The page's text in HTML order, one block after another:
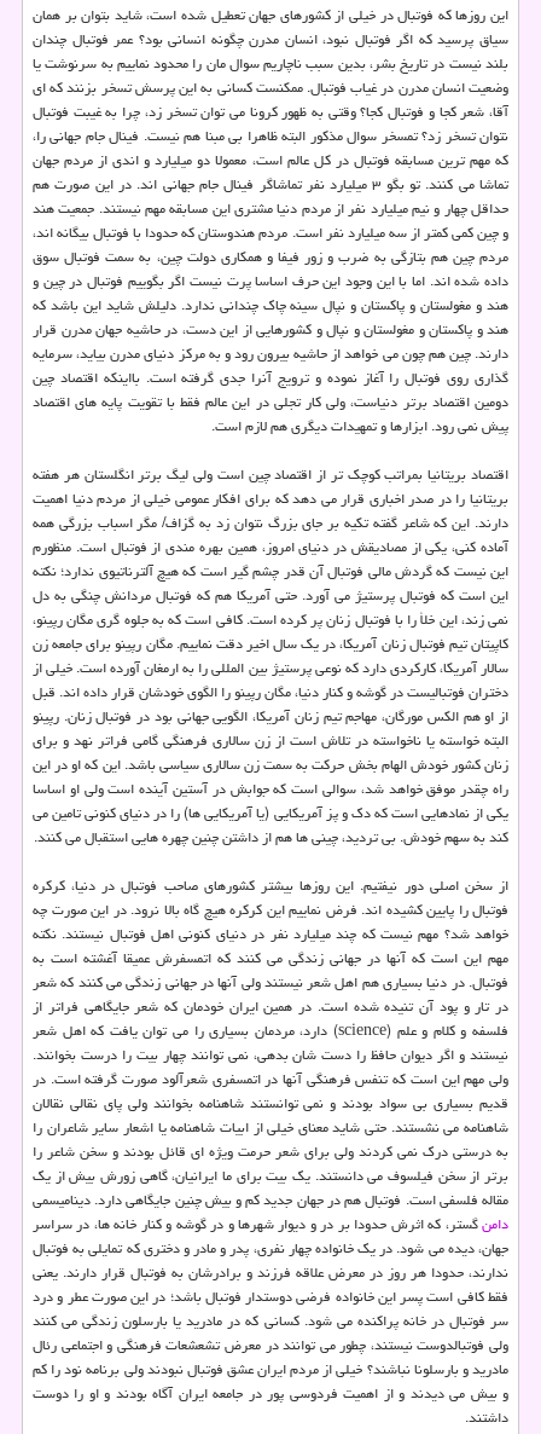
این روزها كه فوتبال در خیلی از كشورهای جهان تعطیل شده است، شاید بتوان بر همان
سیاق پرسید كه اگر فوتبال نبود، انسان مدرن چگونه انسانی بود؟ عمر فوتبال چندان
بلند نیست در تاریخ بشر، بدین سبب ناچاریم سوال مان را محدود نماییم به سرنوشت یا
وضعیت انسان مدرن در غیاب فوتبال. ممكنست كسانی به این پرسش تسخر بزنند كه ای
آقا، شعر كجا و فوتبال كجا؟ وقتی به ظهور كرونا می توان تسخر زد، چرا به غیبت فوتبال
نتوان تسخر زد؟ تمسخر سوال مذكور البته ظاهرا بی مبنا هم نیست. فینال جام جهانی را،
كه مهم ترین مسابقه فوتبال در كل عالم است، معمولا دو میلیارد و اندی از مردم جهان
تماشا می كنند. تو بگو ۳ میلیارد نفر تماشاگر فینال جام جهانی اند. در این صورت هم
حداقل چهار و نیم میلیارد نفر از مردم دنیا مشتری این مسابقه مهم نیستند. جمعیت هند
و چین كمی كمتر از سه میلیارد نفر است. مردم هندوستان كه حدودا با فوتبال بیگانه اند،
مردم چین هم بتازگی به ضرب و زور فیفا و همكاری دولت چین، به سمت فوتبال سوق
داده شده اند. اما با این وجود این حرف اساسا پرت نیست اگر بگوییم فوتبال در چین و
هند و مغولستان و پاكستان و نپال سینه چاك چندانی ندارد. دلیلش شاید این باشد كه
هند و پاكستان و مغولستان و نپال و كشورهایی از این دست، در حاشیه جهان مدرن قرار
دارند. چین هم چون می خواهد از حاشیه بیرون رود و به مركز دنیای مدرن بیاید، سرمایه
گذاری روی فوتبال را آغاز نموده و ترویج آنرا جدی گرفته است. بااینكه اقتصاد چین
دومین اقتصاد برتر دنیاست، ولی كار تجلی در این عالم فقط با تقویت پایه های اقتصاد
پیش نمی رود. ابزارها و تمهیدات دیگری هم لازم است.
اقتصاد بریتانیا بمراتب كوچك تر از اقتصاد چین است ولی لیگ برتر انگلستان هر هفته
بریتانیا را در صدر اخباری قرار می دهد كه برای افكار عمومی خیلی از مردم دنیا اهمیت
دارند. این كه شاعر گفته تكیه بر جای بزرگ نتوان زد به گزاف/ مگر اسباب بزرگی همه
آماده كنی، یكی از مصادیقش در دنیای امروز، همین بهره مندی از فوتبال است. منظورم
این نیست كه گردش مالی فوتبال آن قدر چشم گیر است كه هیچ آلترناتیوی ندارد؛ نكته
این است كه فوتبال پرستیژ می آورد. حتی آمریكا هم كه فوتبال مردانش چنگی به دل
نمی زند، این خلأ را با فوتبال زنان پر كرده است. كافی است كه به جلوه گری مگان رپینو،
كاپیتان تیم فوتبال زنان آمریكا، در یك سال اخیر دقت نماییم. مگان رپینو برای جامعه زن
سالار آمریكا، كاركردی دارد كه نوعی پرستیژ بین المللی را به ارمغان آورده است. خیلی از
دختران فوتبالیست در گوشه و كنار دنیا، مگان رپینو را الگوی خودشان قرار داده اند. قبل
از او هم الكس مورگان، مهاجم تیم زنان آمریكا، الگویی جهانی بود در فوتبال زنان. رپینو
البته خواسته یا ناخواسته در تلاش است از زن سالاری فرهنگی گامی فراتر نهد و برای
زنان كشور خودش الهام بخش حركت به سمت زن سالاری سیاسی باشد. این كه او در این
راه چقدر موفق خواهد شد، سوالی است كه جوابش در آستین آینده است ولی او اساسا
یكی از نمادهایی است كه دك و پز آمریكایی (یا آمریكایی ها) را در دنیای كنونی تامین می
كند به سهم خودش. بی تردید، چینی ها هم از داشتن چنین چهره هایی استقبال می كنند.
از سخن اصلی دور نیفتیم. این روزها بیشتر كشورهای صاحب فوتبال در دنیا، كركره
فوتبال را پایین كشیده اند. فرض نماییم این كركره هیچ گاه بالا نرود. در این صورت چه
خواهد شد؟ مهم نیست كه چند میلیارد نفر در دنیای كنونی اهل فوتبال نیستند. نكته
مهم این است كه آنها در جهانی زندگی می كنند كه اتمسفرش عمیقا آغشته است به
فوتبال. در دنیا بسیاری هم اهل شعر نیستند ولی آنها در جهانی زندگی می كنند كه شعر
در تار و پود آن تنیده شده است. در همین ایران خودمان كه شعر جایگاهی فراتر از
فلسفه و كلام و علم (science) دارد، مردمان بسیاری را می توان یافت كه اهل شعر
نیستند و اگر دیوان حافظ را دست شان بدهی، نمی توانند چهار بیت را درست بخوانند.
ولی مهم این است كه تنفس فرهنگی آنها در اتمسفری شعرآلود صورت گرفته است. در
قدیم بسیاری بی سواد بودند و نمی توانستند شاهنامه بخوانند ولی پای نقالی نقالان
شاهنامه می نشستند. حتی شاید معنای خیلی از ابیات شاهنامه یا اشعار سایر شاعران را
به درستی درك نمی كردند ولی برای شعر حرمت ویژه ای قائل بودند و سخن شاعر را
برتر از سخن فیلسوف می دانستند. یك بیت برای ما ایرانیان، گاهی زورش بیش از یك
مقاله فلسفی است. فوتبال هم در جهان جدید كم و بیش چنین جایگاهی دارد. دینامیسمی
دامنگستر، كه اثرش حدودا بر در و دیوار شهرها و در گوشه و كنار خانه ها، در سراسر
جهان، دیده می شود. در یك خانواده چهار نفری، پدر و مادر و دختری كه تمایلی به فوتبال
ندارند، حدودا هر روز در معرض علاقه فرزند و برادرشان به فوتبال قرار دارند. یعنی
فقط كافی است پسر این خانواده فرضی دوستدار فوتبال باشد؛ در این صورت عطر و درد
سر فوتبال در خانه پراكنده می شود. كسانی كه در مادرید یا بارسلون زندگی می كنند
ولی فوتبالدوست نیستند، چطور می توانند در معرض تشعشعات فرهنگی و اجتماعی رئال
مادرید و بارسلونا نباشند؟ خیلی از مردم ایران عشق فوتبال نبودند ولی برنامه نود را كم
و بیش می دیدند و از اهمیت فردوسی پور در جامعه ایران آگاه بودند و او را دوست
داشتند.